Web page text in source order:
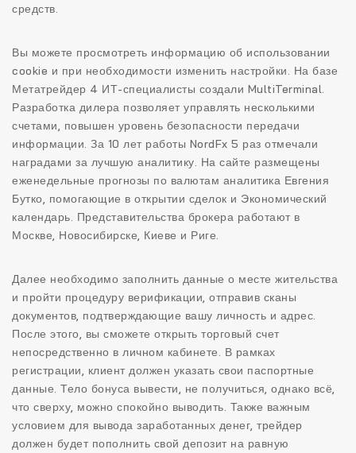
средств.
Вы можете просмотреть информацию об использовании
cookie и при необходимости изменить настройки. На базе
Метатрейдер 4 ИТ-специалисты создали MultiTerminal.
Разработка дилера позволяет управлять несколькими
счетами, повышен уровень безопасности передачи
информации. За 10 лет работы NordFx 5 раз отмечали
наградами за лучшую аналитику. На сайте размещены
еженедельные прогнозы по валютам аналитика Евгения
Бутко, помогающие в открытии сделок и Экономический
календарь. Представительства брокера работают в
Москве, Новосибирске, Киеве и Риге.
Далее необходимо заполнить данные о месте жительства
и пройти процедуру верификации, отправив сканы
документов, подтверждающие вашу личность и адрес.
После этого, вы сможете открыть торговый счет
непосредственно в личном кабинете. В рамках
регистрации, клиент должен указать свои паспортные
данные. Тело бонуса вывести, не получиться, однако всё,
что сверху, можно спокойно выводить. Также важным
условием для вывода заработанных денег, трейдер
должен будет пополнить свой депозит на равную